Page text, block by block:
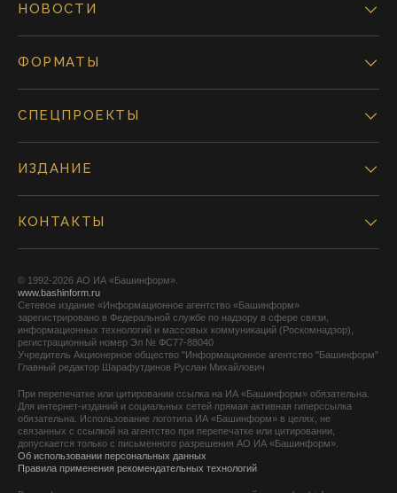
НОВОСТИ
ФОРМАТЫ
СПЕЦПРОЕКТЫ
ИЗДАНИЕ
КОНТАКТЫ
© 1992-2026 АО ИА «Башинформ».
www.bashinform.ru
Сетевое издание «Информационное агентство «Башинформ»
зарегистрировано в Федеральной службе по надзору в сфере связи,
информационных технологий и массовых коммуникаций (Роскомнадзор),
регистрационный номер Эл № ФС77-88040
Учредитель Акционерное общество "Информационное агентство "Башинформ"
Главный редактор Шарафутдинов Руслан Михайлович
При перепечатке или цитировании ссылка на ИА «Башинформ» обязательна.
Для интернет-изданий и социальных сетей прямая активная гиперссылка
обязательна. Использование логотипа ИА «Башинформ» в целях, не
связанных с ссылкой на агентство при перепечатке или цитировании,
допускается только с письменного разрешения АО ИА «Башинформ».
Об использовании персональных данных
Правила применения рекомендательных технологий